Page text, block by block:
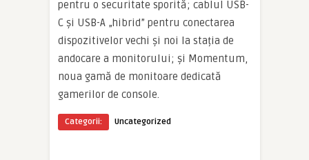
pentru o securitate sporită; cablul USB-
C și USB-A „hibrid” pentru conectarea
dispozitivelor vechi și noi la stația de
andocare a monitorului; și Momentum,
noua gamă de monitoare dedicată
gamerilor de console.
Categorii: Uncategorized